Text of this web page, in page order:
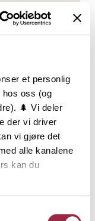
et personlig
hos oss (og
🌲 Vi deler
der vi driver
vi gjøre det
alle kanalene
kan du
tøffe og trendy
bygget er
er en rolig, lun
i mange
gjerne
er inspirert